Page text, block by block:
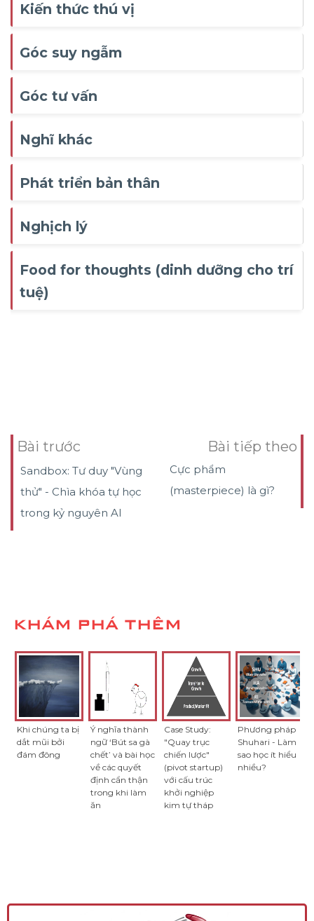
Kiến thức thú vị
Góc suy ngẫm
Góc tư vấn
Nghĩ khác
Phát triển bản thân
Nghịch lý
Food for thoughts (dinh dưỡng cho trí
tuệ)
Bài trước
Sandbox: Tư duy "Vùng
thử" - Chìa khóa tự học
trong kỷ nguyên AI
Bài tiếp theo
Cực phẩm
(masterpiece) là gì?
KHÁM PHÁ THÊM
Khi chúng ta bị
dắt mũi bởi
đám đông
Ý nghĩa thành
ngữ ‘Bút sa gà
chết’ và bài học
về các quyết
định cẩn thận
trong khi làm
ăn
Case Study:
"Quay trục
chiến lược"
(pivot startup)
với cấu trúc
khởi nghiệp
kim tự tháp
Phương pháp
Shuhari - Làm
sao học ít hiểu
nhiều?